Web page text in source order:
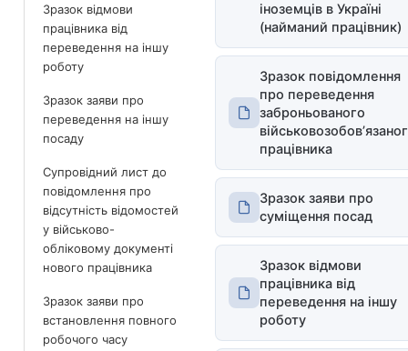
Зразок відмови
працівника від
переведення на іншу
роботу
Зразок заяви про
переведення на іншу
посаду
Супровідний лист до
повідомлення про
відсутність відомостей
у військово-
обліковому документі
нового працівника
Зразок заяви про
встановлення повного
робочого часу
іноземців в Україні
(найманий працівник)
Зразок повідомлення
про переведення
заброньованого
працівника
Зразок заяви про
суміщення посад
Зразок відмови
працівника від
переведення на іншу
роботу